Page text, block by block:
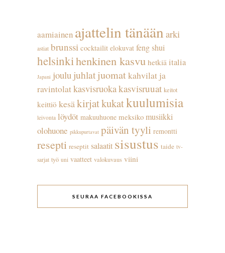
aamiainen ajattelin tänään arki
astiat brunssi cocktailit elokuvat feng shui
helsinkihenkinen kasvu hetkiä italia
Japani joulu juhlatjuomatkahvilat ja
ravintolatkasvisruokakasvisruuat keitot
keittiö kesä kirjatkukatkuulumisia
leivonta löydöt makuuhuone meksiko musiikki
olohuone pikkupurtavat päivän tyyli remontti
resepti reseptit salaatit sisustus taide tv-
sarjat työ uni vaatteet valokuvaus viini
SEURAA FACEBOOKISSA